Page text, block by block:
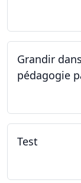
Grandir
pédagogie
Test